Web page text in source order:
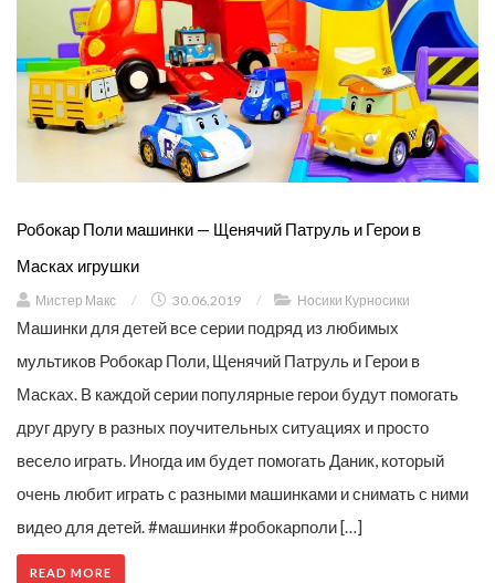
Робокар Поли машинки — Щенячий Патруль и Герои в
Масках игрушки
Мистер Макс / 30.06.2019 / Носики Курносики
Машинки для детей все серии подряд из любимых
мультиков Робокар Поли, Щенячий Патруль и Герои в
Масках. В каждой серии популярные герои будут помогать
друг другу в разных поучительных ситуациях и просто
весело играть. Иногда им будет помогать Даник, который
очень любит играть с разными машинками и снимать с ними
видео для детей. #машинки #робокарполи […]
READ MORE